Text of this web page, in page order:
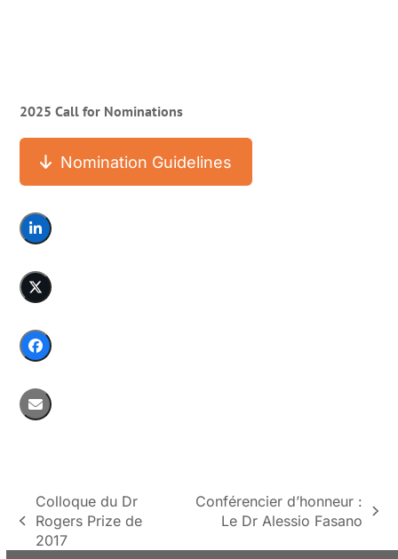
2025 Call for Nominations
Nomination Guidelines
previous
post:
Colloque du Dr
Rogers Prize de
2017
Conférencier d’honneur :
Le Dr Alessio Fasano